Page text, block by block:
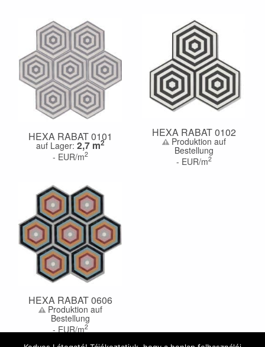
HEXA RABAT 0101
auf Lager: 2,7m2
- EUR/m2
HEXA RABAT 0102
Produktion auf
Bestellung
- EUR/m2
HEXA RABAT 0606
Produktion auf
Bestellung
- EUR/m2